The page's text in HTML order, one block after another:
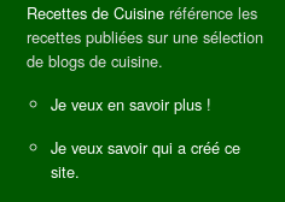
Recettes de Cuisine référence les
recettes publiées sur une sélection
de blogs de cuisine.
Je veux en savoir plus !
Je veux savoir qui a créé ce
site.